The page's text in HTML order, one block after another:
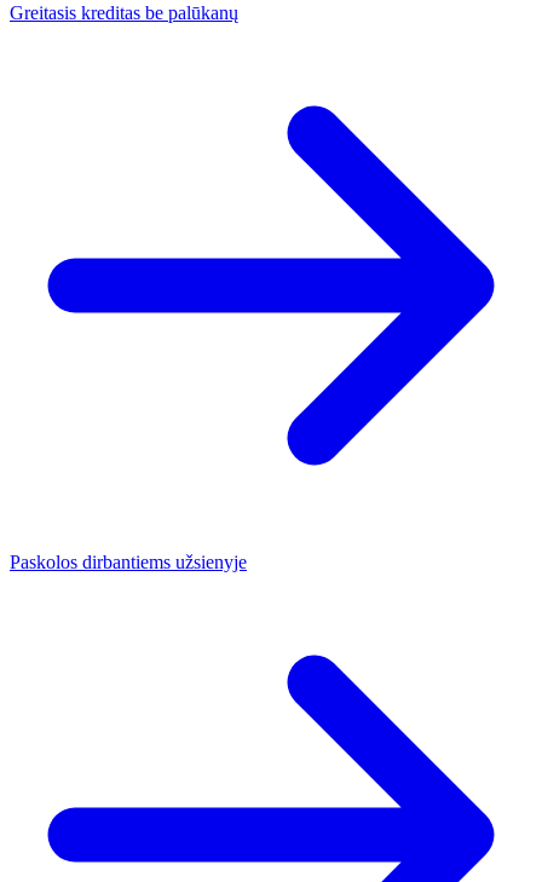
Greitasis kreditas be palūkanų
Paskolos dirbantiems užsienyje